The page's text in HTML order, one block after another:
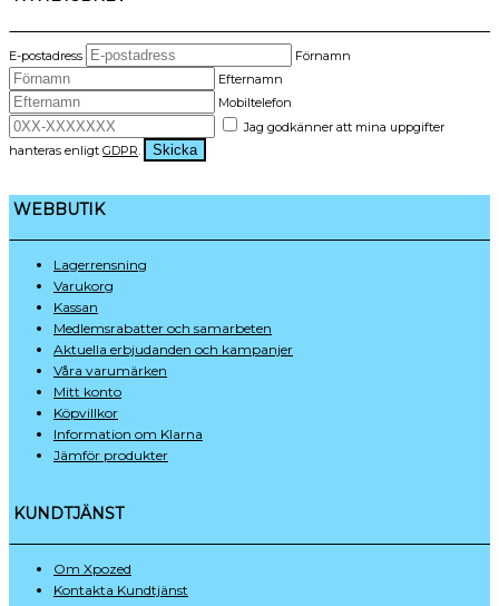
E-postadress
Förnamn
Efternamn
Mobiltelefon
Jag godkänner att mina uppgifter
hanteras enligt GDPR. Skicka
WEBBUTIK
Lagerrensning
Varukorg
Kassan
Medlemsrabatter och samarbeten
Aktuella erbjudanden och kampanjer
Våra varumärken
Mitt konto
Köpvillkor
Information om Klarna
Jämför produkter
KUNDTJÄNST
Om Xpozed
Kontakta Kundtjänst